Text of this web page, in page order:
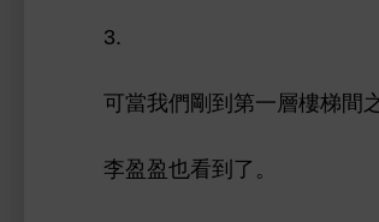
3.
當 們剛到第 層 梯
李盈盈也 到 。